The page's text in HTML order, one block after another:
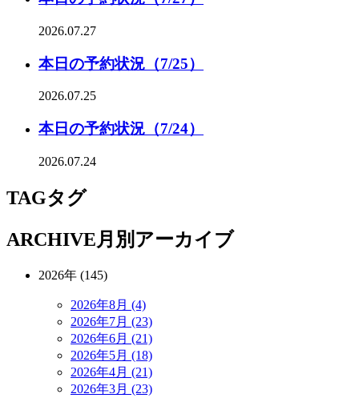
2026.07.27
本日の予約状況（7/25）
2026.07.25
本日の予約状況（7/24）
2026.07.24
TAGタグ
ARCHIVE月別アーカイブ
2026年 (145)
2026年8月 (4)
2026年7月 (23)
2026年6月 (21)
2026年5月 (18)
2026年4月 (21)
2026年3月 (23)